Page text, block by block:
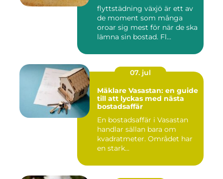
flyttstädning växjö är ett av
de moment som många
oroar sig mest för när de ska
lämna sin bostad. Fl...
07. jul
Mäklare Vasastan: en guide
till att lyckas med nästa
bostadsaffär
En bostadsaffär i Vasastan
handlar sällan bara om
kvadratmeter. Området har
en stark...